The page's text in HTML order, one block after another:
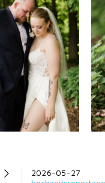
2026-05-27